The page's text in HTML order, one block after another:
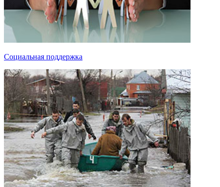
Социальная поддержка